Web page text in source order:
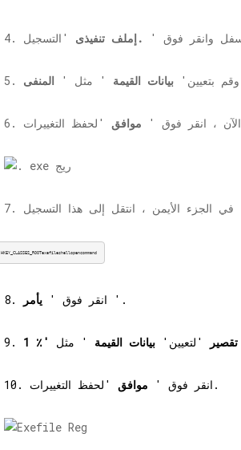
لأسفل وانقر فوق ' .إملف تنفيذى
بتعيين' بيانات القيمة ' مثل ' المنفى
6. الآن ، انقر فوق ' موافق
HKEY_CLASSES_ROOTexefileshellopencommand
8. انقر فوق ' يأمر '.
تقصير 'لتعيين' بيانات القيمة ' مثل
10. انقر فوق ' موافق 'لحفظ التغييرات.